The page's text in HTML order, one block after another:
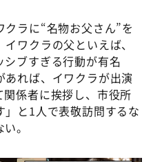
ラに“名物お父さん”を
ワクラの父といえば、
ブすぎる行動が有名
れば、イワクラが出演
係者に挨拶し、市役所
と1人で表敬訪問するな
。